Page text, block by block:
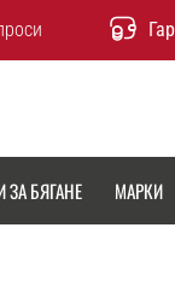
ЗА БЯГАНЕ МАРКИ